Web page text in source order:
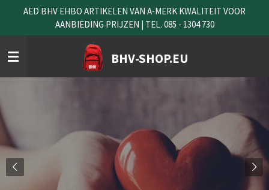
naar
de
hoofdinhoud
BHV-SHOP.EU
AED BHV EHBO ARTIKELEN VAN A-MERK KWALITEIT VOOR
AANBIEDING PRIJZEN | TEL. 085 - 1304 730